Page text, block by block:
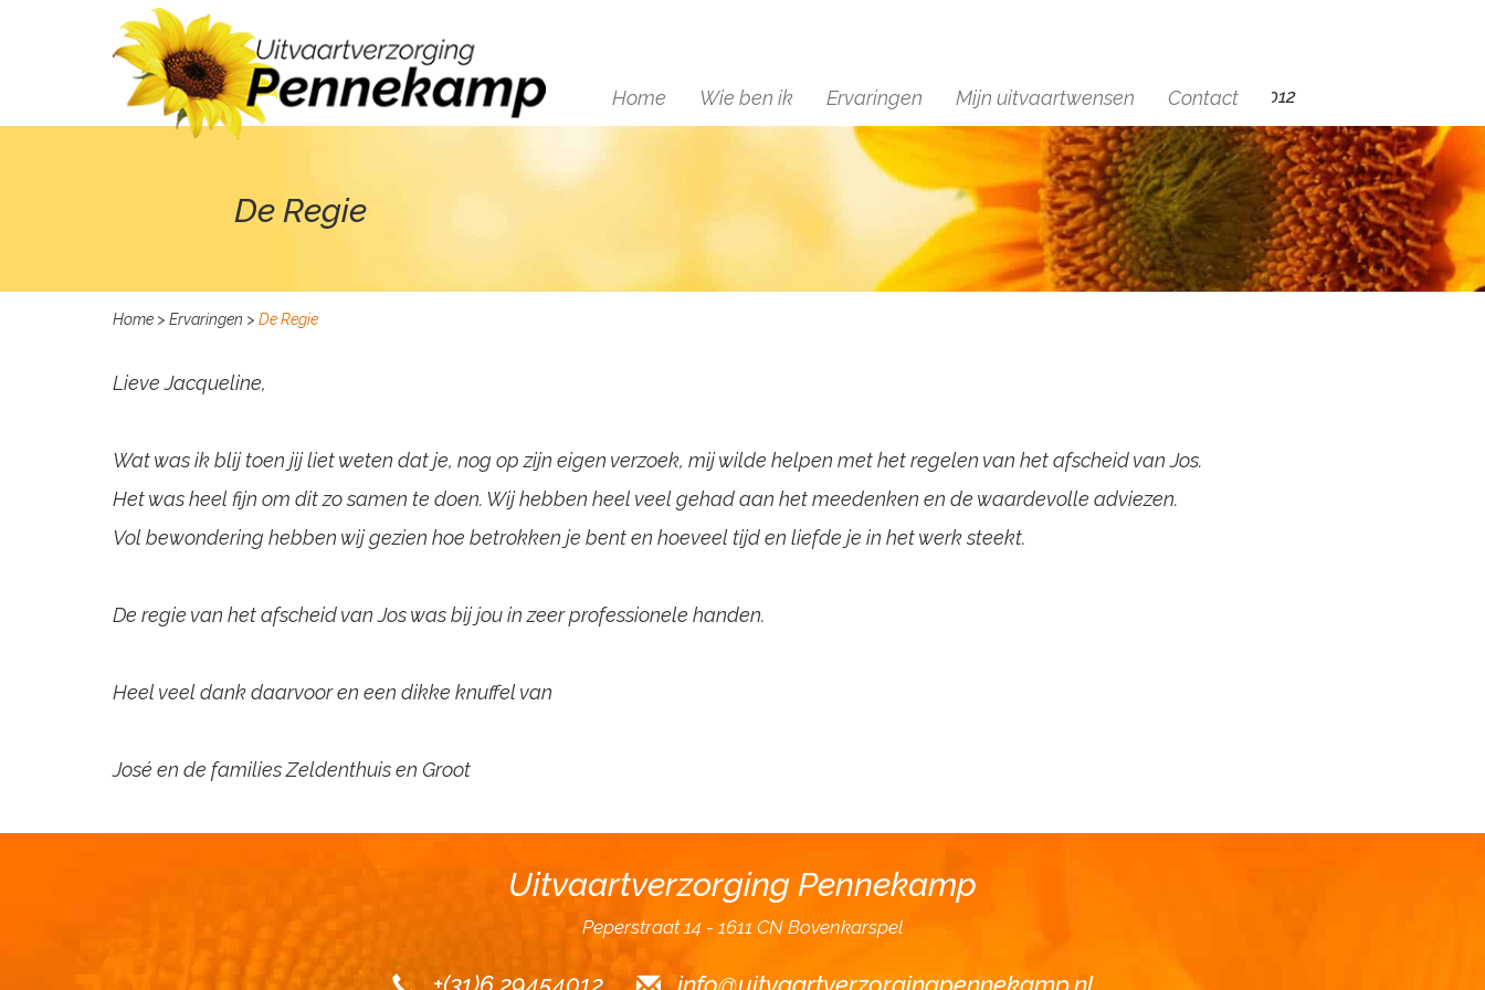
+(31)6 29454012
Home Wie ben ik Ervaringen Mijn uitvaartwensen Contact
De Regie
Home > Ervaringen > De Regie
Lieve Jacqueline,
Wat was ik blij toen jij liet weten dat je, nog op zijn eigen verzoek, mij wilde helpen met het regelen van het afscheid van Jos.
Het was heel fijn om dit zo samen te doen. Wij hebben heel veel gehad aan het meedenken en de waardevolle adviezen.
Vol bewondering hebben wij gezien hoe betrokken je bent en hoeveel tijd en liefde je in het werk steekt.
De regie van het afscheid van Jos was bij jou in zeer professionele handen.
Heel veel dank daarvoor en een dikke knuffel van
José en de families Zeldenthuis en Groot
Uitvaartverzorging Pennekamp
Peperstraat 14 1611 CN Bovenkarspel